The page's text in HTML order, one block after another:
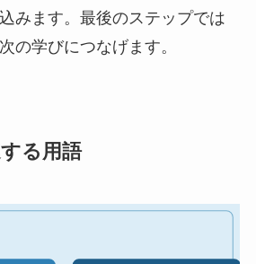
みます。最後のステップでは
の学びにつなげます。
る用語